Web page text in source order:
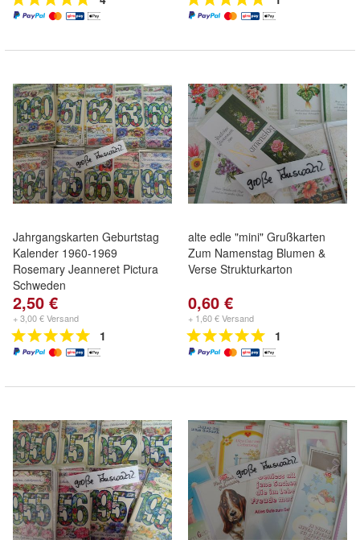
Jahrgangskarten Geburtstag
Kalender 1960-1969
Rosemary Jeanneret Pictura
Schweden
2,50 €
+ 3,00 € Versand
1
alte edle "mini" Grußkarten
Zum Namenstag Blumen &
Verse Strukturkarton
0,60 €
+ 1,60 € Versand
1